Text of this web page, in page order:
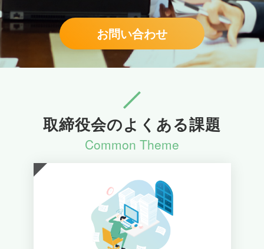
お問い合わせ
取締役会のよくある課題
Common Theme